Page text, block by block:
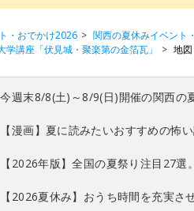
・おでかけ2026 関西の夏休みイベント
学講座「伏見城・聚楽第の金箔瓦」
地
今週末8/8(土)～8/9(日)開催の関西の
【漫画】夏に読みたいおすすめの怖
【2026年版】全国の夏祭り注目27選
【2026夏休み】おうち時間を充実さ